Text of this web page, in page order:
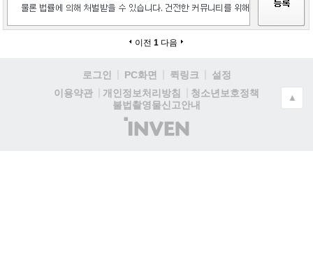
이전 1 다음
로그인 PC화면 퀵링크
설정
이용약관
개인정보처리방침
청소년보호정책
불법촬영물신고안내
(주)
인
▲